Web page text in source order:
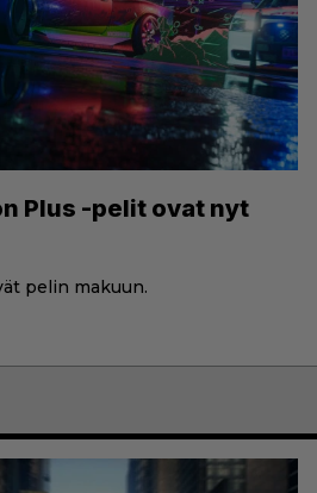
Plus -pelit ovat nyt
pelin makuun.